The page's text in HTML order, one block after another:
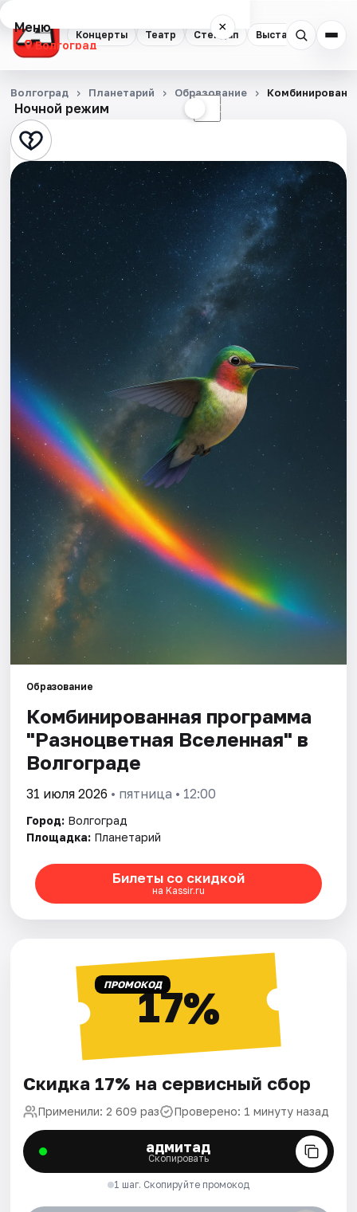
Концерты Театр Стендап Выставки
Меню ×
Волгоград
Концерты
Театр
Стендап
Выставки
Квесты
Экскурсии
Спорт
Города
Площадки
Артисты
Рейтинги
Ночной режим ☾
Волгоград Планетарий Образование
Образование
Комбинированная программа
"Разноцветная Вселенная" в
Волгограде
31 июля 2026 • пятница • 12:00
Город: Волгоград
Площадка: Планетарий
Билеты со скидкой
на Kassir.ru
ПРОМОКОД17%
Скидка 17% на сервисный сбор
Применили: 2 609 раз Проверено: 1 минуту назад
адмитад
Скопировать
1 шаг. Скопируйте промокод